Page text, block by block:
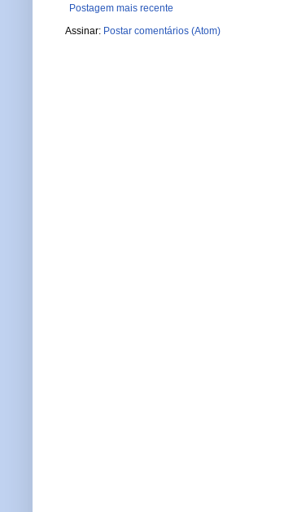
Postagem mais recente
Assinar: Postar comentários (Atom)